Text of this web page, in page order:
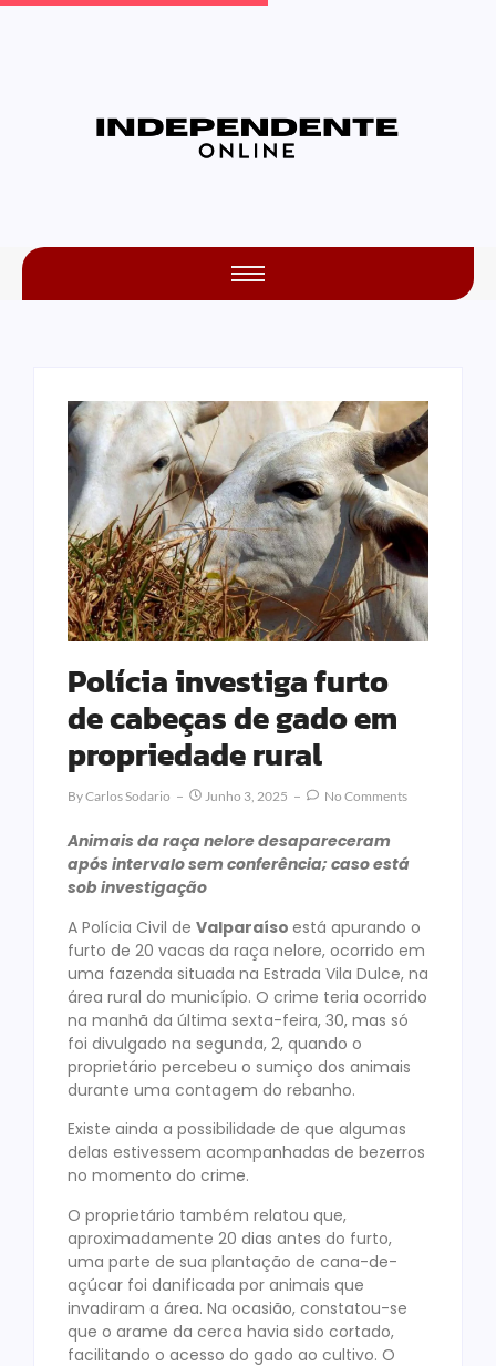
Polícia investiga furto
de cabeças de gado em
propriedade rural
ByCarlos Sodario Junho 3, 2025 No Comments
Animais da raça nelore desapareceram
após intervalo sem conferência; caso está
sob investigação
A Polícia Civil de Valparaíso está apurando o
furto de 20 vacas da raça nelore, ocorrido em
uma fazenda situada na Estrada Vila Dulce, na
área rural do município. O crime teria ocorrido
na manhã da última sexta-feira, 30, mas só
foi divulgado na segunda, 2, quando o
proprietário percebeu o sumiço dos animais
durante uma contagem do rebanho.
Existe ainda a possibilidade de que algumas
delas estivessem acompanhadas de bezerros
no momento do crime.
O proprietário também relatou que,
aproximadamente 20 dias antes do furto,
uma parte de sua plantação de cana-de-
açúcar foi danificada por animais que
invadiram a área. Na ocasião, constatou-se
que o arame da cerca havia sido cortado,
facilitando o acesso do gado ao cultivo. O